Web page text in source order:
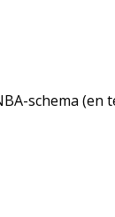
schema (en